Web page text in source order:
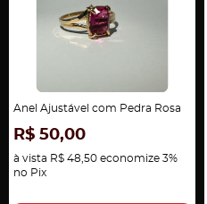
Anel Ajustável com Pedra Rosa
R$ 50,00
à vista R$ 48,50 economize 3%
no Pix